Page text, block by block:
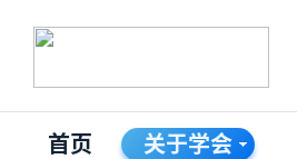
首页 关于学会